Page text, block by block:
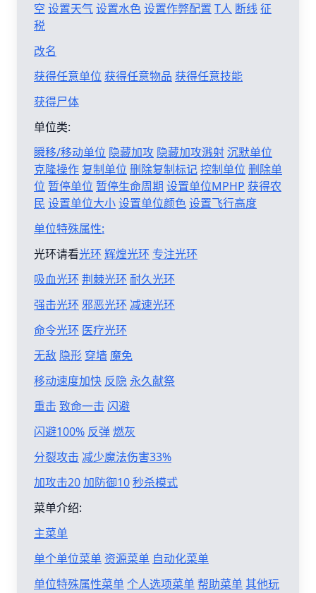
空 设置天气设置水色设置作弊配置 T人 断线征
税
改名
获得任意单位 获得任意物品 获得任意技能
获得尸体
单位类:
瞬移/移动单位 隐藏加攻 隐藏加攻溅射沉默单位
克隆操作 复制单位 删除复制标记控制单位 删除单
位 暂停单位 暂停生命周期 设置单位MPHP 获得农
民 设置单位大小设置单位颜色设置飞行高度
单位特殊属性:
光环请看光环 辉煌光环 专注光环
吸血光环 荆棘光环 耐久光环
强击光环 邪恶光环 减速光环
命令光环 医疗光环
无敌 隐形 穿墙 魔免
移动速度加快 反隐 永久献祭
重击 致命一击 闪避
闪避100% 反弹燃灰
分裂攻击 减少魔法伤害33%
加攻击20加防御10秒杀模式
菜单介绍:
主菜单
单个单位菜单 资源菜单 自动化菜单
单位特殊属性菜单个人选项菜单帮助菜单其他玩